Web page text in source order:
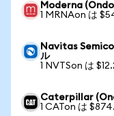
Moderna
1 MRNAon は
Navitas
ル
1 NVTSon は
Caterpillar
1 CATon は